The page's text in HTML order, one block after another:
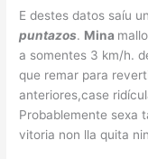
E destes datos saíu
puntazos. Mina
a somentes 3 km/h.
que remar para
anteriores,case
Probablemente sexa
vitoria non lla quita